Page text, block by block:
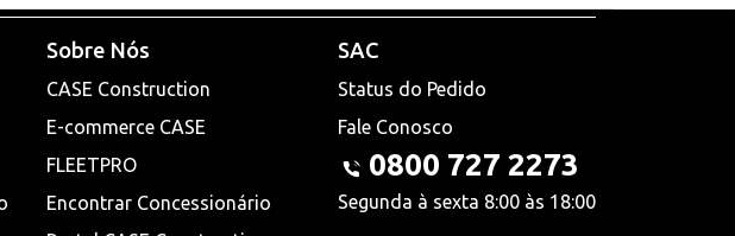
Sobre Nós
CASE Construction
E-commerce CASE
FLEETPRO
Encontrar Concessionário
SAC
Status do Pedido
Fale Conosco
0800 727 2273
Segunda à sexta 8:00 às 18:00